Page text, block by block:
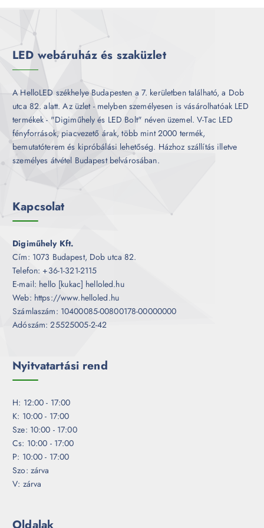
LED webáruház és szaküzlet
A HelloLED székhelye Budapesten a 7. kerületben található, a Dob
utca 82. alatt. Az üzlet - melyben személyesen is vásárolhatóak LED
termékek - "Digiműhely és LED Bolt" néven üzemel. V-Tac LED
fényforrások, piacvezető árak, több mint 2000 termék,
bemutatóterem és kipróbálási lehetőség. Házhoz szállítás illetve
személyes átvétel Budapest belvárosában.
Kapcsolat
Digiműhely Kft.
Cím: 1073 Budapest, Dob utca 82.
Telefon: +36-1-321-2115
E-mail: hello [kukac] helloled.hu
Web: https://www.helloled.hu
Számlaszám: 10400085-00800178-00000000
Adószám: 25525005-2-42
Nyitvatartási rend
H: 12:00 - 17:00
K: 10:00 - 17:00
Sze: 10:00 - 17:00
Cs: 10:00 - 17:00
P: 10:00 - 17:00
Szo: zárva
V: zárva
Oldalak